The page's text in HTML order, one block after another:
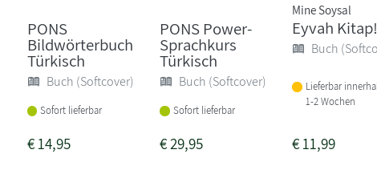
PONS
Bildwörterbuch
Türkisch
Buch (Softcover)
Sofort lieferbar
€14,95
PONS Power-
Sprachkurs
Türkisch
Buch (Softcover)
Sofort lieferbar
€29,95
Mine Soysal
Eyvah Kitap!
Buch
Lieferbar
1-2 Wochen
€11,99